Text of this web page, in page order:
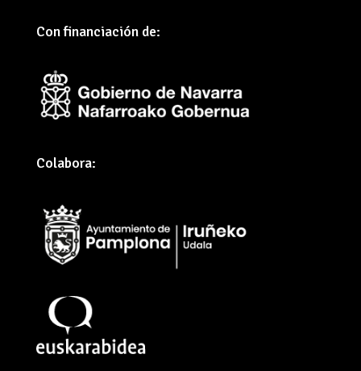
Con financiación de:
Colabora: